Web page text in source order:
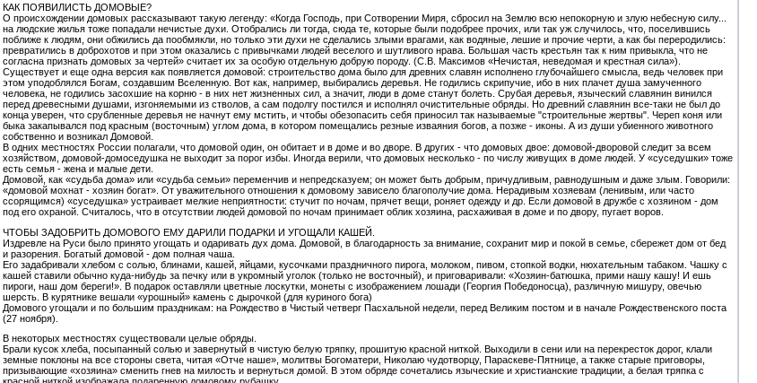
КАК ПОЯВИЛИСТЬ ДОМОВЫЕ?
О происхождении домовых рассказывают такую легенду: «Когда Господь, при Сотворении Миря, сбросил на Землю всю непокорную и злую небесную силу...
на людские жилья тоже попадали нечистые духи. Отобрались ли тогда, сюда те, которые были подобрее прочих, или так уж случилось, что, поселившись
поближе к людям, они обжились да пообмякли, но только эти духи не сделались злыми врагами, как водяные, лешие и прочие черти, а как бы переродились:
превратились в доброхотов и при этом оказались с привычками людей веселого и шутливого нрава. Большая часть крестьян так к ним привыкла, что не
согласна признать домовых за чертей» считает их за особую отдельную добрую породу. (С.В. Максимов «Нечистая, неведомая и крестная сила»).
Существует и еще одна версия как появляется домовой: строительство дома было для древних славян исполнено глубочайшего смысла, ведь человек при
этом уподоблялся Богам, создавшим Вселенную. Вот как, например, выбирались деревья. Не годились скрипучие, ибо в них плачет душа замученного
человека, не годились засохшие на корню - в них нет жизненных сил, а значит, люди в доме станут болеть. Срубая деревья, языческий славянин винился
перед древесными душами, изгоняемыми из стволов, а сам подолгу постился и исполнял очистительные обряды. Но древний славянин все-таки не был до
конца уверен, что срубленные деревья не начнут ему мстить, и чтобы обезопасить себя приносил так называемые "строительные жертвы". Череп коня или
быка закапывался под красным (восточным) углом дома, в котором помещались резные изваяния богов, а позже - иконы. А из души убиенного животного
собственно и возникал Домовой.
В одних местностях России полагали, что домовой один, он обитает и в доме и во дворе. В других - что домовых двое: домовой-дворовой следит за всем
хозяйством, домовой-домоседушка не выходит за порог избы. Иногда верили, что домовых несколько - по числу живущих в доме людей. У «суседушки» тоже
есть семья - жена и малые дети.
Домовой, как «судьба дома» или «судьба семьи» переменчив и непредсказуем; он может быть добрым, причудливым, равнодушным и даже злым. Говорили:
«домовой мохнат - хозяин богат». От уважительного отношения к домовому зависело благополучие дома. Нерадивым хозяевам (ленивым, или часто
ссорящимся) «суседушка» устраивает мелкие неприятности: стучит по ночам, прячет вещи, роняет одежду и др. Если домовой в дружбе с хозяином - дом
под его охраной. Считалось, что в отсутствии людей домовой по ночам принимает облик хозяина, расхаживая в доме и по двору, пугает воров.
ЧТОБЫ ЗАДОБРИТЬ ДОМОВОГО ЕМУ ДАРИЛИ ПОДАРКИ И УГОЩАЛИ КАШЕЙ.
Издревле на Руси было принято угощать и одаривать дух дома. Домовой, в благодарность за внимание, сохранит мир и покой в семье, сбережет дом от бед
и разорения. Богатый домовой - дом полная чаша.
Его задабривали хлебом с солью, блинами, кашей, яйцами, кусочками праздничного пирога, молоком, пивом, стопкой водки, нюхательным табаком. Чашку с
кашей ставили обычно куда-нибудь за печку или в укромный уголок (только не восточный), и приговаривали: «Хозяин-батюшка, прими нашу кашу! И ешь
пироги, наш дом береги!». В подарок оставляли цветные лоскутки, монеты с изображением лошади (Георгия Победоносца), различную мишуру, овечью
шерсть. В курятнике вешали «урошный» камень с дырочкой (для куриного бога)
Домового угощали и по большим праздникам: на Рождество в Чистый четверг Пасхальной недели, перед Великим постом и в начале Рождественского поста
(27 ноября).
В некоторых местностях существовали целые обряды.
Брали кусок хлеба, посыпанный солью и завернутый в чистую белую тряпку, прошитую красной ниткой. Выходили в сени или на перекресток дорог, клали
земные поклоны на все стороны света, читая «Отче наше», молитвы Богоматери, Николаю чудотворцу, Параскеве-Пятнице, а также старые приговоры,
призывающие «хозяина» сменить гнев на милость и вернуться домой. В этом обряде сочетались языческие и христианские традиции, а белая тряпка с